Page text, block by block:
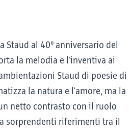
al 40° anniversario del
la melodia e l'inventiva ai
Staud di poesie di
la natura e l'amore, ma la
netto contrasto con il ruolo
sorprendenti riferimenti tra il